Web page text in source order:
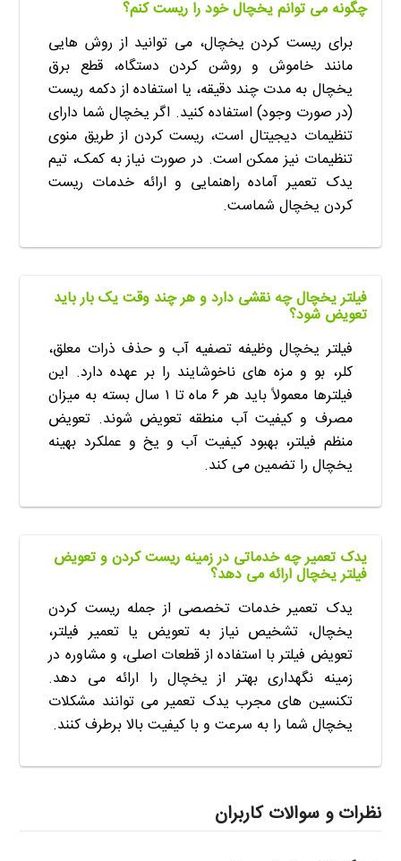
چگونه می توانم یخچال خود را ریست کنم؟
برای ریست کردن یخچال، می توانید از روش هایی
مانند خاموش و روشن کردن دستگاه، قطع برق
یخچال به مدت چند دقیقه، یا استفاده از دکمه ریست
(در صورت وجود) استفاده کنید. اگر یخچال شما دارای
تنظیمات دیجیتال است، ریست کردن از طریق منوی
تنظیمات نیز ممکن است. در صورت نیاز به کمک، تیم
یدک تعمیر آماده راهنمایی و ارائه خدمات ریست
کردن یخچال شماست.
فیلتر یخچال چه نقشی دارد و هر چند وقت یک بار باید
تعویض شود؟
فیلتر یخچال وظیفه تصفیه آب و حذف ذرات معلق،
کلر، بو و مزه های ناخوشایند را بر عهده دارد. این
فیلترها معمولاً باید هر ۶ ماه تا ۱ سال بسته به میزان
مصرف و کیفیت آب منطقه تعویض شوند. تعویض
منظم فیلتر، بهبود کیفیت آب و یخ و عملکرد بهینه
یخچال را تضمین می کند.
یدک تعمیر چه خدماتی در زمینه ریست کردن و تعویض
فیلتر یخچال ارائه می دهد؟
یدک تعمیر خدمات تخصصی از جمله ریست کردن
یخچال، تشخیص نیاز به تعویض یا تعمیر فیلتر،
تعویض فیلتر با استفاده از قطعات اصلی، و مشاوره در
زمینه نگهداری بهتر از یخچال را ارائه می دهد.
تکنسین های مجرب یدک تعمیر می توانند مشکلات
یخچال شما را به سرعت و با کیفیت بالا برطرف کنند.
نظرات و سوالات کاربران